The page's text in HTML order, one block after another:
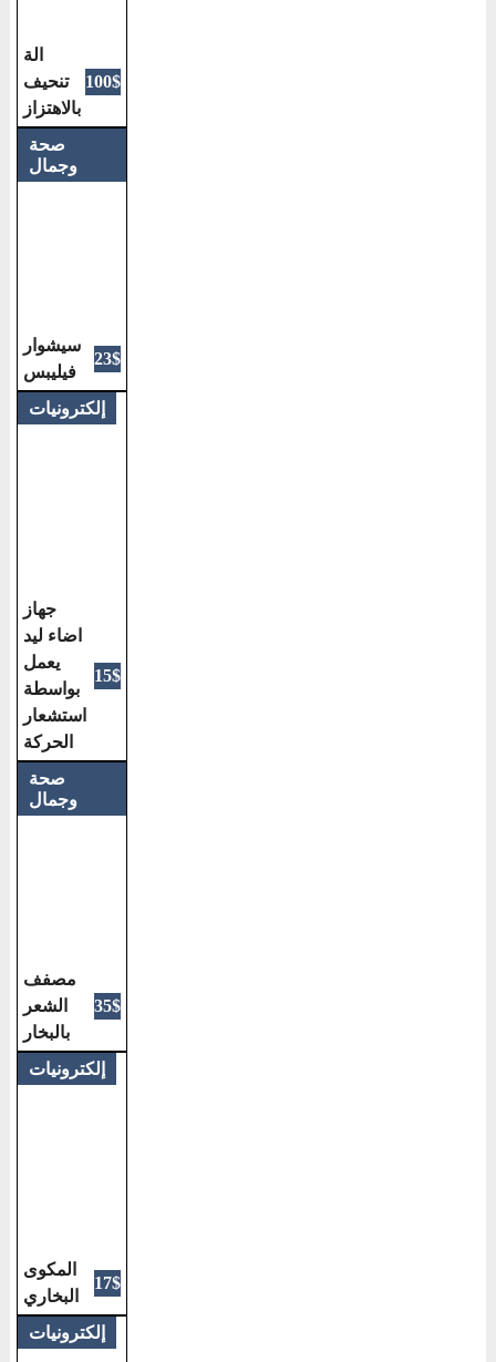
الة
تنحيف
بالاهتزاز
100$
صحة
وجمال
سيشوار
فيليبس
23$
إلكترونيات
جهاز
اضاء ليد
يعمل
بواسطة
استشعار
الحركة
15$
صحة
وجمال
مصفف
الشعر
بالبخار
35$
إلكترونيات
المكوى
البخاري
17$
إلكترونيات